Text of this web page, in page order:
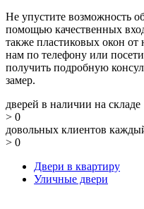
Не упустите возможность
помощью качественных
также пластиковых окон
нам по телефону или
получить подробную
замер.
дверей в наличии на складе
> 0
довольных клиентов
> 0
Двери в квартиру
Уличные двери